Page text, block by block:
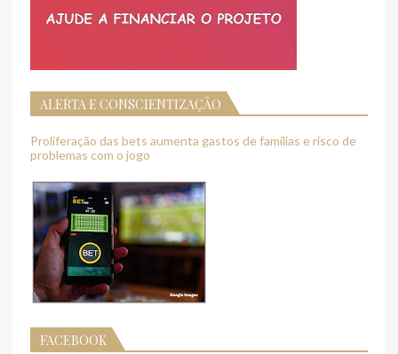
ALERTA E CONSCIENTIZAÇÃO
Proliferação das bets aumenta gastos de famílias e risco de
problemas com o jogo
FACEBOOK